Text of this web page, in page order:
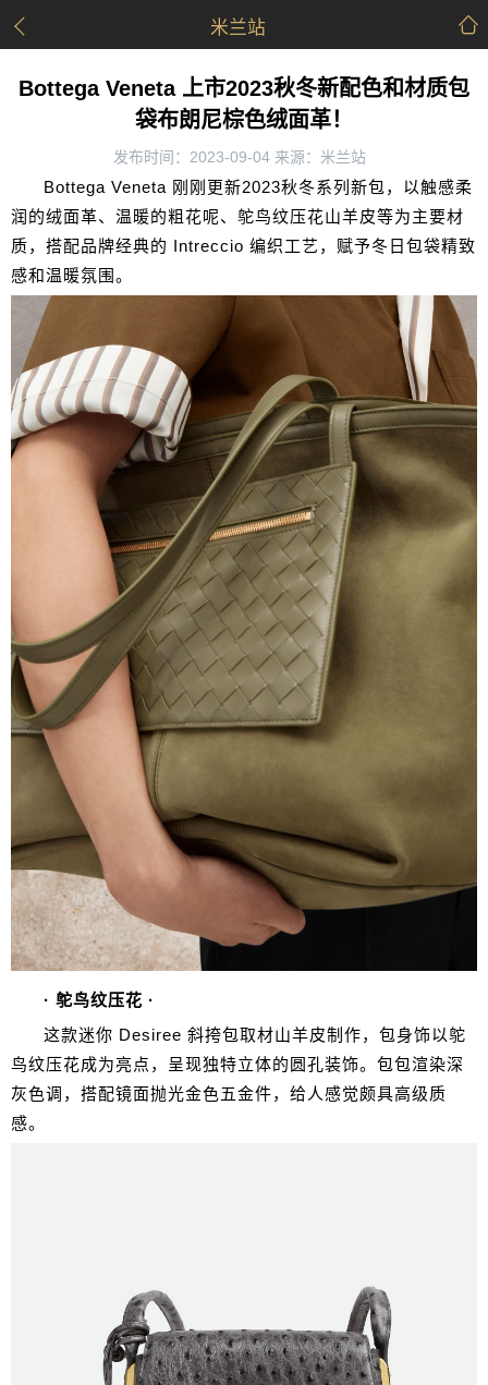
米兰站
Bottega Veneta 上市2023秋冬新配色和材质包
袋布朗尼棕色绒面革！
发布时间：2023-09-04 来源：米兰站
Bottega Veneta 刚刚更新2023秋冬系列新包，以触感柔
润的绒面革、温暖的粗花呢、鸵鸟纹压花山羊皮等为主要材
质，搭配品牌经典的 Intreccio 编织工艺，赋予冬日包袋精致
感和温暖氛围。
· 鸵鸟纹压花 ·
这款迷你 Desiree 斜挎包取材山羊皮制作，包身饰以鸵
鸟纹压花成为亮点，呈现独特立体的圆孔装饰。包包渲染深
灰色调，搭配镜面抛光金色五金件，给人感觉颇具高级质
感。